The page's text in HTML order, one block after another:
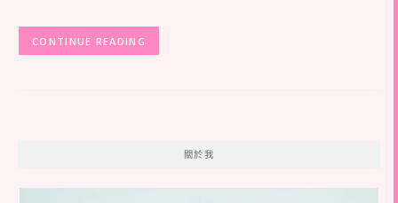
CONTINUE READING
關於我